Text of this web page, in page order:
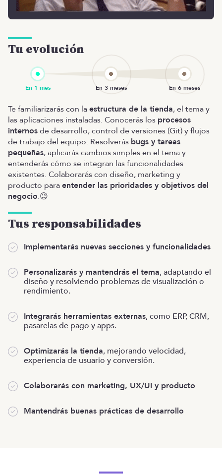
Tu evolución
Te familiarizarás con laestructura de la tienda, el tema y
las aplicaciones instaladas. Conocerás los procesos
internosde desarrollo, control de versiones (Git) y flujos
de trabajo del equipo. Resolverás bugs y tareas
pequeñas, aplicarás cambios simples en el tema y
entenderás cómo se integran las funcionalidades
existentes. Colaborarás con diseño, marketing y
producto paraentender las prioridades y objetivos del
negocio.😉
Tus responsabilidades
Implementarás nuevas secciones y funcionalidades
Personalizarás y mantendrás el tema, adaptando el
diseño y resolviendo problemas de visualización o
rendimiento.
Integrarás herramientas externas, como ERP, CRM,
pasarelas de pago y apps.
Optimizarás la tienda, mejorando velocidad,
experiencia de usuario y conversión.
Colaborarás con marketing, UX/UI y producto
Mantendrás buenas prácticas de desarrollo